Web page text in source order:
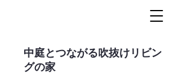
中庭とつながる吹抜けリビン
グの家